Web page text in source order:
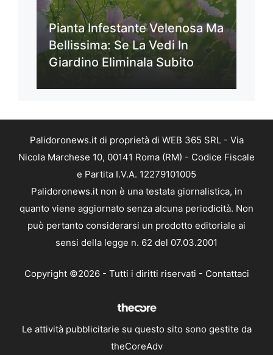
Pianta Infestante Velenosa Ma
Bellissima: Se La Vedi In
Giardino Eliminala Subito
Palidoronews.it di proprietà di WEB 365 SRL - Via
Nicola Marchese 10, 00141 Roma (RM) - Codice Fiscale
e Partita I.V.A. 12279101005
Palidoronews.it non è una testata giornalistica, in
quanto viene aggiornato senza alcuna periodicità. Non
può pertanto considerarsi un prodotto editoriale ai
sensi della legge n. 62 del 07.03.2001
Copyright ©2026 - Tutti i diritti riservati - Contattaci
Le attività pubblicitarie su questo sito sono gestite da
theCoreAdv